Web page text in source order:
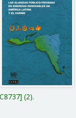
(2).